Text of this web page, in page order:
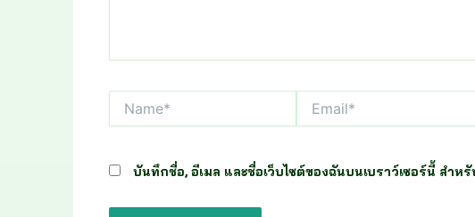
บันทึกชื่อ, อีเมล และชื่อเว็บไซต์ของฉันบนเบราว์เซอร์นี้ สำห